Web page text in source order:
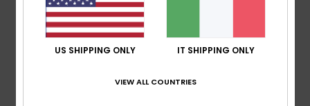
Mostra originale - Castellano
Comfort: 5/5 Rapporto qualità-prezzo
grandeMateriale: 5/5 Colore /5
4/5
US SHIPPING ONLY IT SHIPPING ONLY
VIEW ALL COUNTRIES